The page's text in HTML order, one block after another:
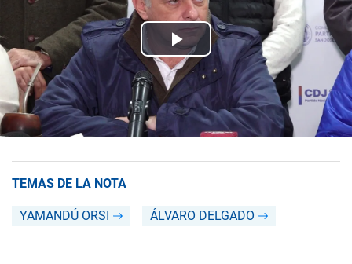
TEMAS DE LA NOTA
YAMANDÚ ORSI ÁLVARO DELGADO